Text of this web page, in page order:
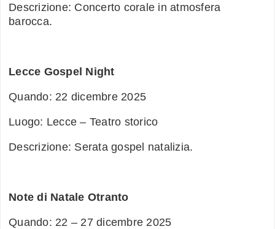
Descrizione: Concerto corale in atmosfera
barocca.
Lecce Gospel Night
Quando: 22 dicembre 2025
Luogo: Lecce – Teatro storico
Descrizione: Serata gospel natalizia.
Note di Natale Otranto
Quando: 22 – 27 dicembre 2025